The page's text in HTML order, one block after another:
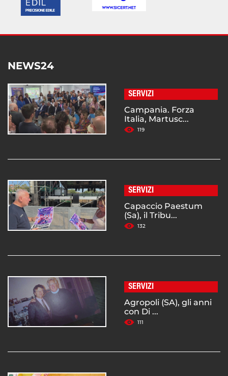
NEWS24
SERVIZI
Campania. Forza
Italia, Martusc...
119
SERVIZI
Capaccio Paestum
(Sa), il Tribu...
132
SERVIZI
Agropoli (SA), gli anni
con Di ...
111